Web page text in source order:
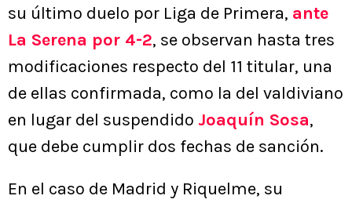
su último duelo por Liga de Primera, ante
La Serena por 4-2, se observan hasta tres
modificaciones respecto del 11 titular, una
de ellas confirmada, como la del valdiviano
en lugar del suspendido Joaquín Sosa,
que debe cumplir dos fechas de sanción.
En el caso de Madrid y Riquelme, su